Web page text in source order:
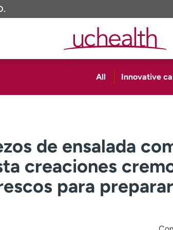
All Innovative
de ensalada
creaciones
para